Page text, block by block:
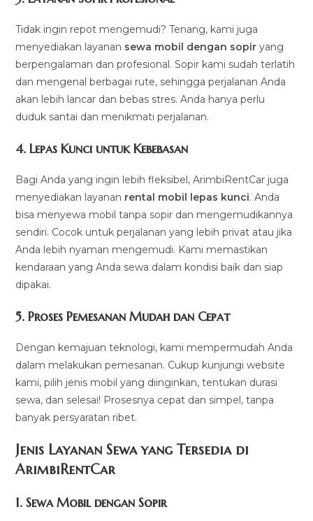
Tidak ingin repot mengemudi? Tenang, kami juga
menyediakan layanan sewa mobil dengan sopir yang
berpengalaman dan profesional. Sopir kami sudah terlatih
dan mengenal berbagai rute, sehingga perjalanan Anda
akan lebih lancar dan bebas stres. Anda hanya perlu
duduk santai dan menikmati perjalanan.
4.Lepas Kunci untuk Kebebasan
Bagi Anda yang ingin lebih fleksibel, ArimbiRentCar juga
menyediakan layanan rental mobil lepas kunci. Anda
bisa menyewa mobil tanpa sopir dan mengemudikannya
sendiri. Cocok untuk perjalanan yang lebih privat atau jika
Anda lebih nyaman mengemudi. Kami memastikan
kendaraan yang Anda sewa dalam kondisi baik dan siap
dipakai.
5.Proses Pemesanan Mudah dan Cepat
Dengan kemajuan teknologi, kami mempermudah Anda
dalam melakukan pemesanan. Cukup kunjungi website
kami, pilih jenis mobil yang diinginkan, tentukan durasi
sewa, dan selesai! Prosesnya cepat dan simpel, tanpa
banyak persyaratan ribet.
Jenis Layanan Sewa yang Tersedia di
ArimbiRentCar
1.Sewa Mobil dengan Sopir